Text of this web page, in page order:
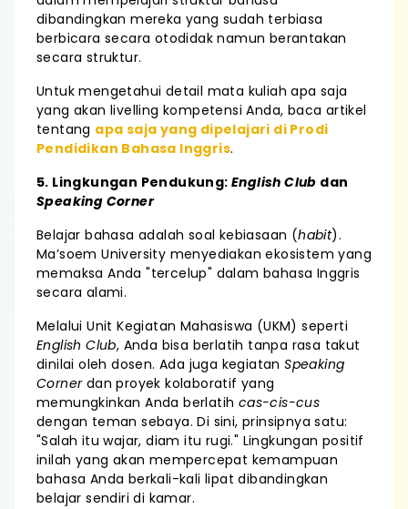
dibandingkan mereka yang sudah terbiasa
berbicara secara otodidak namun berantakan
secara struktur.
Untuk mengetahui detail mata kuliah apa saja
yang akan livelling kompetensi Anda, baca artikel
tentang apa saja yang dipelajari di Prodi
Pendidikan Bahasa Inggris.
5. Lingkungan Pendukung: English Club dan
Speaking Corner
Belajar bahasa adalah soal kebiasaan (habit).
Ma’soem University menyediakan ekosistem yang
memaksa Anda "tercelup" dalam bahasa Inggris
secara alami.
Melalui Unit Kegiatan Mahasiswa (UKM) seperti
English Club, Anda bisa berlatih tanpa rasa takut
dinilai oleh dosen. Ada juga kegiatanSpeaking
Cornerdan proyek kolaboratif yang
memungkinkan Anda berlatih cas-cis-cus
dengan teman sebaya. Di sini, prinsipnya satu:
"Salah itu wajar, diam itu rugi." Lingkungan positif
inilah yang akan mempercepat kemampuan
bahasa Anda berkali-kali lipat dibandingkan
belajar sendiri di kamar.